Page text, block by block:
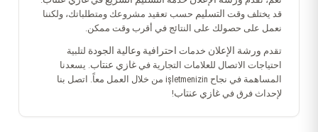
قد يختلف وقت التسليم حسب تعقيد مشروعك ومتطلباتك، ولكننا
نعمل على حصولك على النتائج في أقرب وقت ممكن.
تقدم ورشة الإعلان خدمات احترافية وعالية الجودة لتلبية
احتياجات الاتصال للعلامات التجارية في غازي عنتاب. يسعدنا
المساهمة في نجاح işletmenizin من خلال العمل معاً. اتصل بنا
لإحداث فرق في غازي عنتاب!